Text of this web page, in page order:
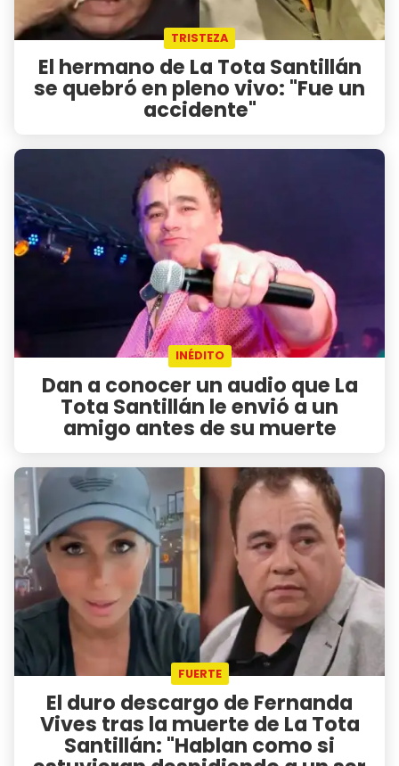
TRISTEZA
El hermano de La Tota Santillán
se quebró en pleno vivo: "Fue un
accidente"
INÉDITO
Dan a conocer un audio que La
Tota Santillán le envió a un
amigo antes de su muerte
FUERTE
El duro descargo de Fernanda
Vives tras la muerte de La Tota
Santillán: "Hablan como si